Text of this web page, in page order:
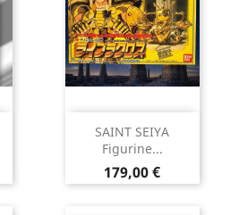
SAINT SEIYA
Figurine...
Prix
179,00 €